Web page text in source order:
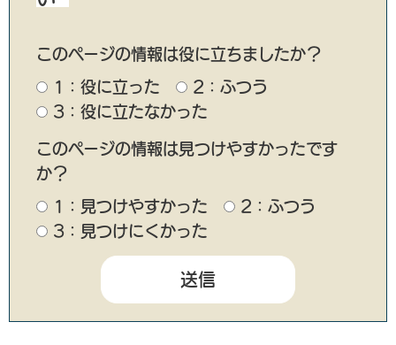
このページの情報は役に立ちましたか？
1：役に立った
2：ふつう
3：役に立たなかった
このページの情報は見つけやすかったです
か？
1：見つけやすかった
2：ふつう
3：見つけにくかった